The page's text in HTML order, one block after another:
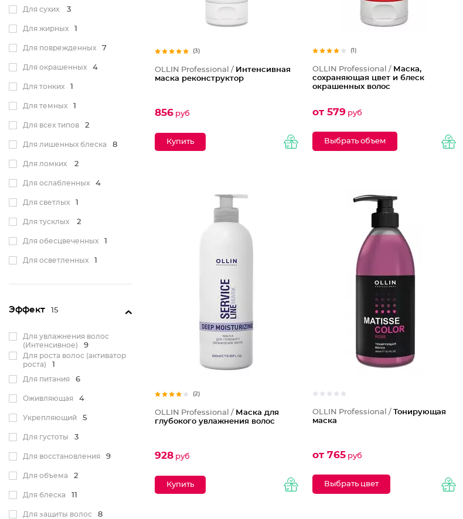
Для сухих 3
Для жирных 1
Для поврежденных 7
Для окрашенных 4
Для тонких 1
Для темных 1
Для всех типов 2
Для лишенных блеска 8
Для ломких 2
Для ослабленных 4
Для светлых 1
Для тусклых 2
Для обесцвеченных 1
Для осветленных 1
Эффект 15
Для увлажнения волос
(Интенсивное)
9
Для роста волос (активатор
роста)
1
Для питания 6
Оживляющая 4
Укрепляющий 5
Для густоты 3
Для восстановления 9
Для объема 2
Для блеска 11
Для защиты волос 8
(3)
OLLIN Professional / Интенсивная
маска реконструктор
856руб
(1)
OLLIN Professional / Маска,
сохраняющая цвет и блеск
окрашенных волос
от 579руб
Выбрать объем
(2)
OLLIN Professional / Маска для
глубокого увлажнения волос
928руб
OLLIN Professional / Тонирующая
маска
от 765руб
Выбрать цвет